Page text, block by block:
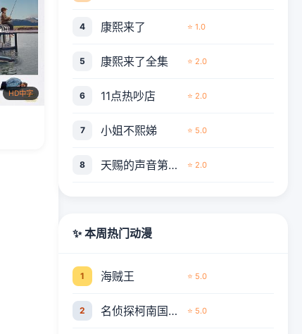
HD中字
4 康熙来了 ⭐ 1.0
5 康熙来了全集 ⭐ 2.0
6 11点热吵店 ⭐ 2.0
7 小姐不熙娣 ⭐ 5.0
8 天赐的声音第六季 ⭐ 2.0
✨ 本周热门动漫
1 海贼王 ⭐ 5.0
2 名侦探柯南国语版 ⭐ 5.0